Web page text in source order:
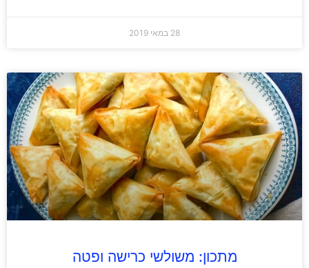
28 במאי 2019
מתכון: משולשי כרישה ופטה